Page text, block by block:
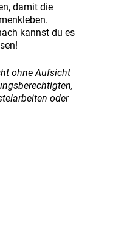
damit die
kannst du es
ohne Aufsicht
oder